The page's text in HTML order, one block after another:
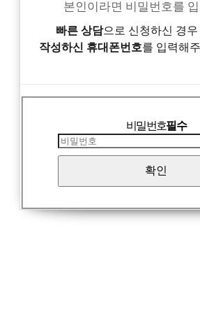
본인이라면 비밀번호를
빠른 상담으로 신청하신 경우
작성하신 휴대폰번호를 입력해
비밀번호필수